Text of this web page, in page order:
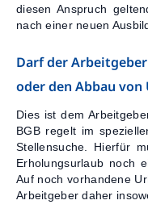
diesen Anspruch
nach einer neuen
Darf der
oder den Abbau
Dies ist dem
BGB regelt im
Stellensuche. Hierfür
Erholungsurlaub noch
Auf noch vorhandene
Arbeitgeber daher